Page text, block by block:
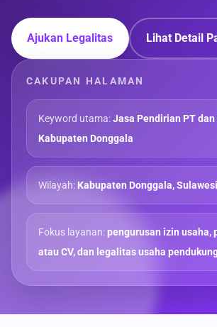
Ajukan Legalitas Lihat Detail
CAKUPAN HALAMAN
Keyword utama:Jasa Pendirian PT dan
Kabupaten Donggala
Wilayah:Kabupaten Donggala,
Fokus layanan:pengurusan izin usaha,
atau CV, dan legalitas usaha